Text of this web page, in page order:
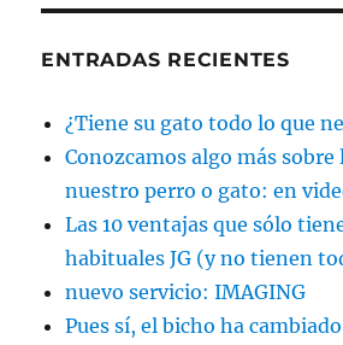
ENTRADAS RECIENTES
¿Tiene su gato todo lo que
Conozcamos algo más sobre
nuestro perro o gato: en
Las 10 ventajas que sólo
habituales JG (y no tienen
nuevo servicio: IMAGING
Pues sí, el bicho ha